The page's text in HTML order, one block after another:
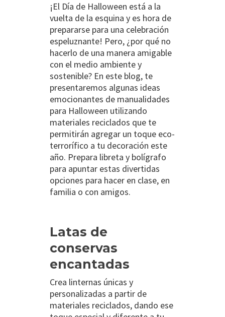
¡El Día de Halloween está a la
vuelta de la esquina y es hora de
prepararse para una celebración
espeluznante! Pero, ¿por qué no
hacerlo de una manera amigable
con el medio ambiente y
sostenible? En este blog, te
presentaremos algunas ideas
emocionantes de manualidades
para Halloween utilizando
materiales reciclados que te
permitirán agregar un toque eco-
terrorífico a tu decoración este
año. Prepara libreta y bolígrafo
para apuntar estas divertidas
opciones para hacer en clase, en
familia o con amigos.
Latas de
conservas
encantadas
Crea linternas únicas y
personalizadas a partir de
materiales reciclados, dando ese